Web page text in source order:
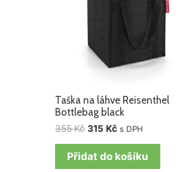
Taška na láhve Reisenthel
Bottlebag black
355Kč 315 Kč s DPH
Přidat do košíku